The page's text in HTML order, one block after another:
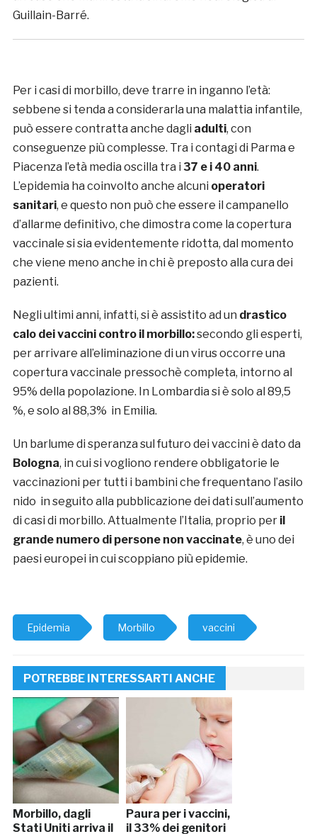
Guillain-Barré.
Per i casi di morbillo, deve trarre in inganno l’età:
sebbene si tenda a considerarla una malattia infantile,
può essere contratta anche dagli adulti, con
conseguenze più complesse. Tra i contagi di Parma e
Piacenza l’età media oscilla tra i 37 e i 40 anni.
L’epidemia ha coinvolto anche alcuni operatori
sanitari, e questo non può che essere il campanello
d’allarme definitivo, che dimostra come la copertura
vaccinale si sia evidentemente ridotta, dal momento
che viene meno anche in chi è preposto alla cura dei
pazienti.
Negli ultimi anni, infatti, si è assistito ad un drastico
calo dei vaccini contro il morbillo:secondo gli esperti,
per arrivare all’eliminazione di un virus occorre una
copertura vaccinale pressochè completa, intorno al
95% della popolazione. In Lombardia si è solo al 89,5
%, e solo al 88,3% in Emilia.
Un barlume di speranza sul futuro dei vaccini è dato da
Bologna, in cui si vogliono rendere obbligatorie le
vaccinazioni per tutti i bambini che frequentano l’asilo
nido in seguito alla pubblicazione dei dati sull’aumento
di casi di morbillo. Attualmente l’Italia, proprio per il
grande numero di persone non vaccinate, è uno dei
paesi europei in cui scoppiano più epidemie.
Epidemia Morbillo vaccini
POTREBBE INTERESSARTI ANCHE
Morbillo, dagli
Stati Uniti arriva il
Paura per i vaccini,
il 33% dei genitori